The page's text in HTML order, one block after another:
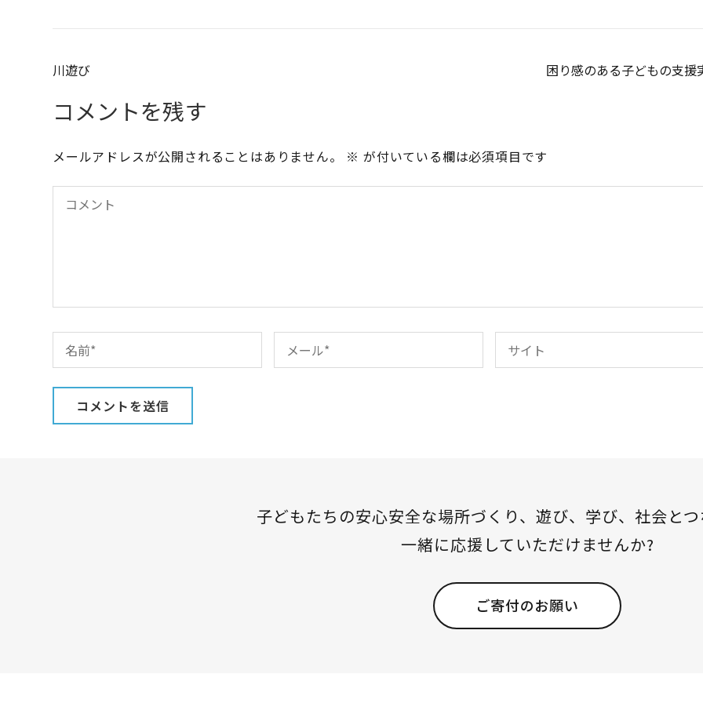
投
稿
ナ
ビ
ゲ
ー
ン
川遊び 困り感のある子どもの支援
コメントを残す
メールアドレスが公開されることはありません。 ※ が付いている欄は必須項目です
子どもたちの安心安全な場所づくり、 遊び、学び、社会と
一緒に応援していただけませんか?
ご寄付のお願い